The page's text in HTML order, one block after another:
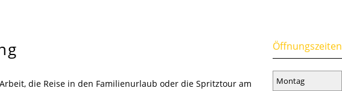
Öffnungszeiten
Montag
die Reise in den Familienurlaub oder die Spritztour am